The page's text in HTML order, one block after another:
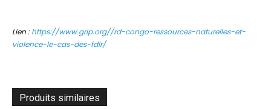
Lien :https://www.grip.org//rd-congo-ressources-naturelles-et-
violence-le-cas-des-fdlr/
Produits similaires